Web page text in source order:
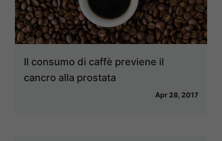
Il consumo di caffè previene il
cancro alla prostata
Apr 28, 2017